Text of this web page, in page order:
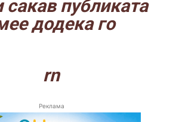
сакав публиката
додека го
rn
Реклама